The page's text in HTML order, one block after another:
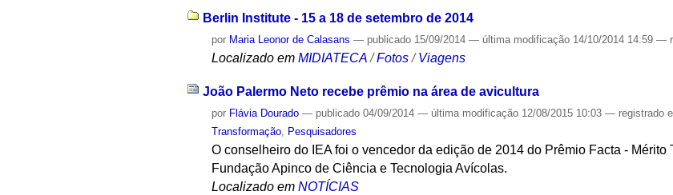
Berlin Institute - 15 a 18 de setembro de 2014
por Maria Leonor de Calasans — publicado 15/09/2014— última modificação 14/10/2014 14:59—
Localizado em MIDIATECA /Fotos /Viagens
João Palermo Neto recebe prêmio na área de avicultura
por Flávia Dourado — publicado 04/09/2014— última modificação 12/08/2015 10:03— registrado
Transformação, Pesquisadores
O conselheiro do IEA foi o vencedor da edição de 2014 do Prêmio Facta -
Fundação Apinco de Ciência e Tecnologia Avícolas.
Localizado em NOTÍCIAS